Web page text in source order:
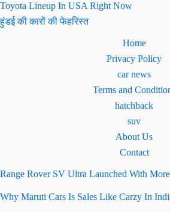
Toyota Lineup In USA Right Now
हुंडई की कारों की फेहरिस्त
Home
Privacy Policy
car news
Terms and
hatchback
suv
About Us
Contact
Range Rover SV Ultra Launched With
Why Maruti Cars Is Sales Like Carzy In